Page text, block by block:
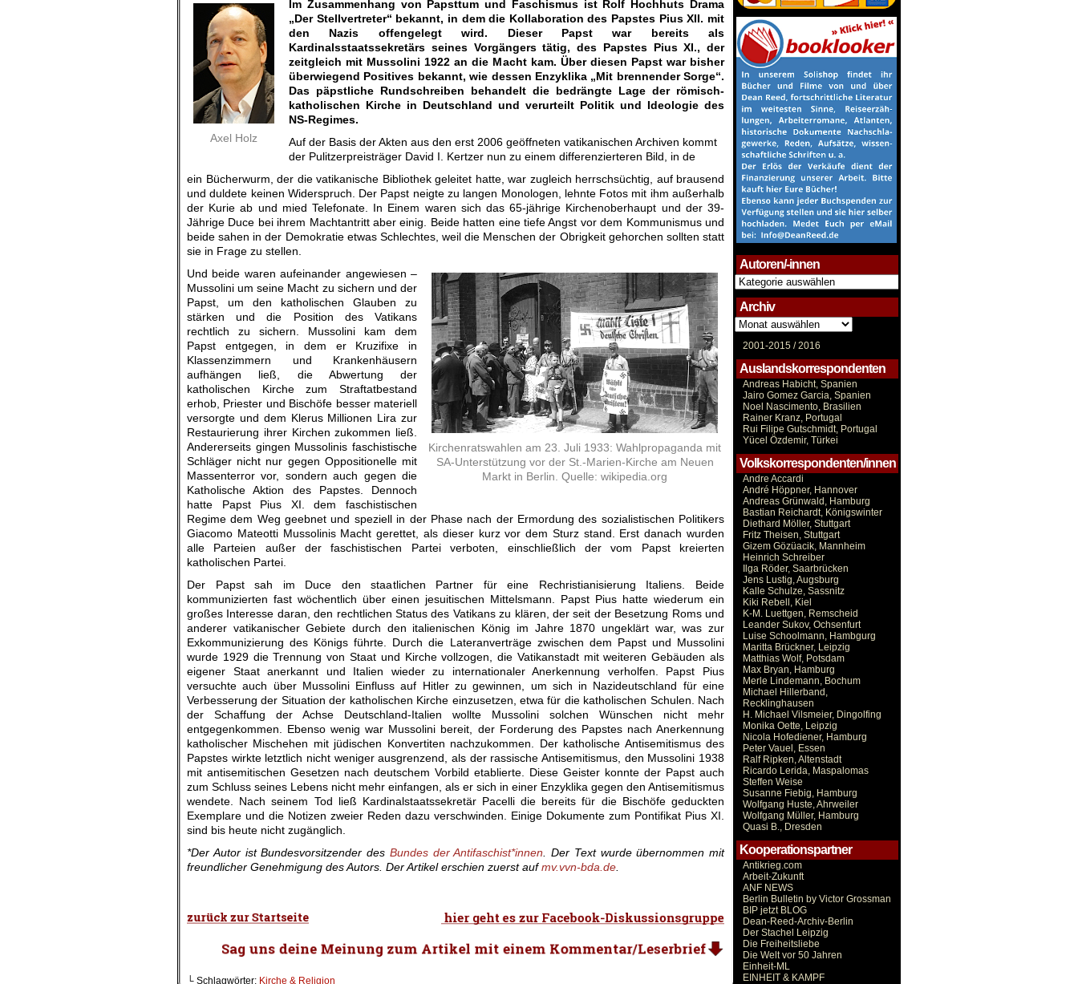
Axel Holz
Im Zusammenhang von Papsttum und Faschismus ist Rolf Hochhuts Drama
„Der Stellvertreter“ bekannt, in dem die Kollaboration des Papstes Pius XII. mit
den Nazis offengelegt wird. Dieser Papst war bereits als
Kardinalsstaatssekretärs seines Vorgängers tätig, des Papstes Pius XI., der
zeitgleich mit Mussolini 1922 an die Macht kam. Über diesen Papst war bisher
überwiegend Positives bekannt, wie dessen Enzyklika „Mit brennender Sorge“.
Das päpstliche Rundschreiben behandelt die bedrängte Lage der römisch-
katholischen Kirche in Deutschland und verurteilt Politik und Ideologie des
NS-Regimes.
Auf der Basis der Akten aus den erst 2006 geöffneten vatikanischen Archiven kommt
der Pulitzerpreisträger David I. Kertzer nun zu einem differenzierteren Bild, in de
ein Bücherwurm, der die vatikanische Bibliothek geleitet hatte, war zugleich herrschsüchtig, auf brausend
und duldete keinen Widerspruch. Der Papst neigte zu langen Monologen, lehnte Fotos mit ihm außerhalb
der Kurie ab und mied Telefonate. In Einem waren sich das 65-jährige Kirchenoberhaupt und der 39-
Jährige Duce bei ihrem Machtantritt aber einig. Beide hatten eine tiefe Angst vor dem Kommunismus und
beide sahen in der Demokratie etwas Schlechtes, weil die Menschen der Obrigkeit gehorchen sollten statt
sie in Frage zu stellen.
Kirchenratswahlen am 23. Juli 1933: Wahlpropaganda mit
SA-Unterstützung vor der St.-Marien-Kirche am Neuen
Markt in Berlin. Quelle: wikipedia.org
Und beide waren aufeinander angewiesen –
Mussolini um seine Macht zu sichern und der
Papst, um den katholischen Glauben zu
stärken und die Position des Vatikans
rechtlich zu sichern. Mussolini kam dem
Papst entgegen, in dem er Kruzifixe in
Klassenzimmern und Krankenhäusern
aufhängen ließ, die Abwertung der
katholischen Kirche zum Straftatbestand
erhob, Priester und Bischöfe besser materiell
versorgte und dem Klerus Millionen Lira zur
Restaurierung ihrer Kirchen zukommen ließ.
Andererseits gingen Mussolinis faschistische
Schläger nicht nur gegen Oppositionelle mit
Massenterror vor, sondern auch gegen die
Katholische Aktion des Papstes. Dennoch
hatte Papst Pius XI. dem faschistischen
Regime dem Weg geebnet und speziell in der Phase nach der Ermordung des sozialistischen Politikers
Giacomo Mateotti Mussolinis Macht gerettet, als dieser kurz vor dem Sturz stand. Erst danach wurden
alle Parteien außer der faschistischen Partei verboten, einschließlich der vom Papst kreierten
katholischen Partei.
Der Papst sah im Duce den staatlichen Partner für eine Rechristianisierung Italiens. Beide
kommunizierten fast wöchentlich über einen jesuitischen Mittelsmann. Papst Pius hatte wiederum ein
großes Interesse daran, den rechtlichen Status des Vatikans zu klären, der seit der Besetzung Roms und
anderer vatikanischer Gebiete durch den italienischen König im Jahre 1870 ungeklärt war, was zur
Exkommunizierung des Königs führte. Durch die Lateranverträge zwischen dem Papst und Mussolini
wurde 1929 die Trennung von Staat und Kirche vollzogen, die Vatikanstadt mit weiteren Gebäuden als
eigener Staat anerkannt und Italien wieder zu internationaler Anerkennung verholfen. Papst Pius
versuchte auch über Mussolini Einfluss auf Hitler zu gewinnen, um sich in Nazideutschland für eine
Verbesserung der Situation der katholischen Kirche einzusetzen, etwa für die katholischen Schulen. Nach
der Schaffung der Achse Deutschland-Italien wollte Mussolini solchen Wünschen nicht mehr
entgegenkommen. Ebenso wenig war Mussolini bereit, der Forderung des Papstes nach Anerkennung
katholischer Mischehen mit jüdischen Konvertiten nachzukommen. Der katholische Antisemitismus des
Papstes wirkte letztlich nicht weniger ausgrenzend, als der rassische Antisemitismus, den Mussolini 1938
mit antisemitischen Gesetzen nach deutschem Vorbild etablierte. Diese Geister konnte der Papst auch
zum Schluss seines Lebens nicht mehr einfangen, als er sich in einer Enzyklika gegen den Antisemitismus
wendete. Nach seinem Tod ließ Kardinalstaatssekretär Pacelli die bereits für die Bischöfe geduckten
Exemplare und die Notizen zweier Reden dazu verschwinden. Einige Dokumente zum Pontifikat Pius XI.
sind bis heute nicht zugänglich.
*Der Autor ist Bundesvorsitzender des Bundes der Antifaschist*innen . Der Text wurde übernommen mit
freundlicher Genehmigung des Autors. Der Artikel erschien zuerst aufmv.vvn-bda.de
└ Schlagwörter: Kirche & Religion
Autoren/-innen
Autoren/-
innen
Archiv
Archiv
2001-2015 /2016
Auslandskorrespondenten
Andreas Habicht, Spanien
Jairo Gomez Garcia, Spanien
Noel Nascimento, Brasilien
Rainer Kranz, Portugal
Rui Filipe Gutschmidt, Portugal
Yücel Özdemir, Türkei
Volkskorrespondenten/innen
Andre Accardi
André Höppner, Hannover
Andreas Grünwald, Hamburg
Bastian Reichardt, Königswinter
Diethard Möller, Stuttgart
Fritz Theisen, Stuttgart
Gizem Gözüacik, Mannheim
Heinrich Schreiber
Ilga Röder, Saarbrücken
Jens Lustig, Augsburg
Kalle Schulze, Sassnitz
Kiki Rebell, Kiel
K-M. Luettgen, Remscheid
Leander Sukov, Ochsenfurt
Luise Schoolmann, Hambgurg
Maritta Brückner, Leipzig
Matthias Wolf, Potsdam
Max Bryan, Hamburg
Merle Lindemann, Bochum
Michael Hillerband,
Recklinghausen
H. Michael Vilsmeier, Dingolfing
Monika Oette, Leipzig
Nicola Hofediener, Hamburg
Peter Vauel, Essen
Ralf Ripken, Altenstadt
Ricardo Lerida, Maspalomas
Steffen Weise
Susanne Fiebig, Hamburg
Wolfgang Huste, Ahrweiler
Wolfgang Müller, Hamburg
Quasi B., Dresden
Kooperationspartner
Antikrieg.com
Arbeit-Zukunft
ANF NEWS
Berlin Bulletin by Victor Grossman
BIP jetzt BLOG
Dean-Reed-Archiv-Berlin
Der Stachel Leipzig
Die Freiheitsliebe
Die Welt vor 50 Jahren
Einheit-ML
EINHEIT & KAMPF